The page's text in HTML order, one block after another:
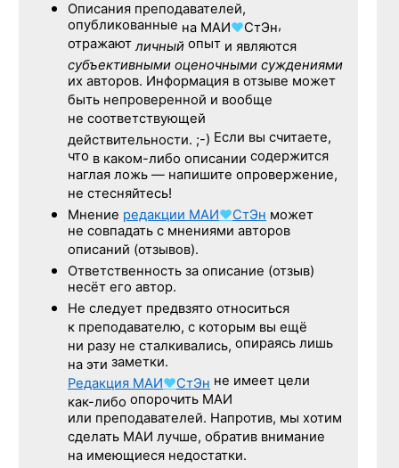
Описания преподавателей,
опубликованные на МАИ♥СтЭн,
отражаютличный опыт и являются
субъективными оценочными суждениями
их авторов. Информация в отзыве может
быть непроверенной и вообще
не соответствующей
действительности. ;-) Если вы считаете,
что в каком-либо описании содержится
наглая ложь — напишите опровержение,
не стесняйтесь!
Мнение редакции МАИ♥СтЭн может
не совпадать с мнениями авторов
описаний (отзывов).
Ответственность за описание (отзыв)
несёт его автор.
Не следует предвзято относиться
к преподавателю, с которым вы ещё
ни разу не сталкивались, опираясь лишь
на эти заметки.
Редакция МАИ♥СтЭн не имеет цели
как-либо опорочить МАИ
или преподавателей. Напротив, мы хотим
сделать МАИ лучше, обратив внимание
на имеющиеся недостатки.